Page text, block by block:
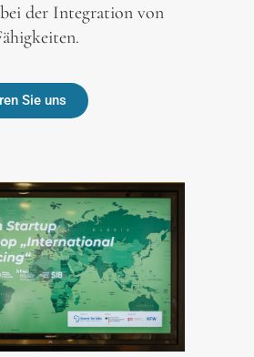
der Integration von
Sie uns